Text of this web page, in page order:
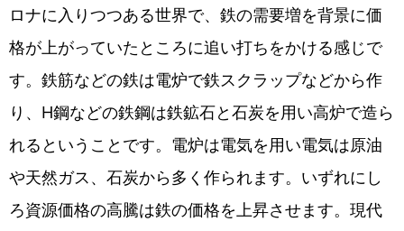
ロナに入りつつある世界で、鉄の需要増を背景に価
格が上がっていたところに追い打ちをかける感じで
す。鉄筋などの鉄は電炉で鉄スクラップなどから作
り、H鋼などの鉄鋼は鉄鉱石と石炭を用い高炉で造ら
れるということです。電炉は電気を用い電気は原油
や天然ガス、石炭から多く作られます。いずれにし
ろ資源価格の高騰は鉄の価格を上昇させます。現代